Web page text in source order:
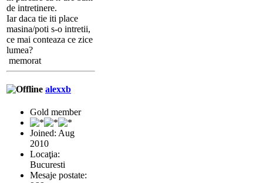
de intretinere.
Iar daca tie iti place
masina/poti s-o intretii,
ce mai conteaza ce zice
lumea?
memorat
alexxb
Gold member
Joined: Aug
2010
Locaţia:
Bucuresti
Mesaje postate: